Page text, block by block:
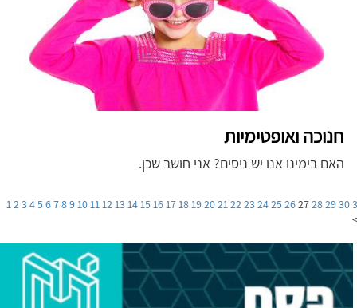
חנוכה ואופטימיות
האם בימינו אנו יש ניסים? אני חושב שכן.
123456789101112131415161718192021222324252627282930
>